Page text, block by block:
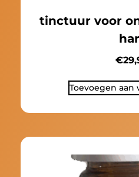
tinctuur voor
€
Toevoegen